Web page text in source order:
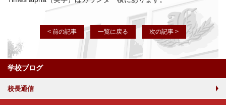
< 前の記事 一覧に戻る 次の記事 >
学校ブログ
校長通信